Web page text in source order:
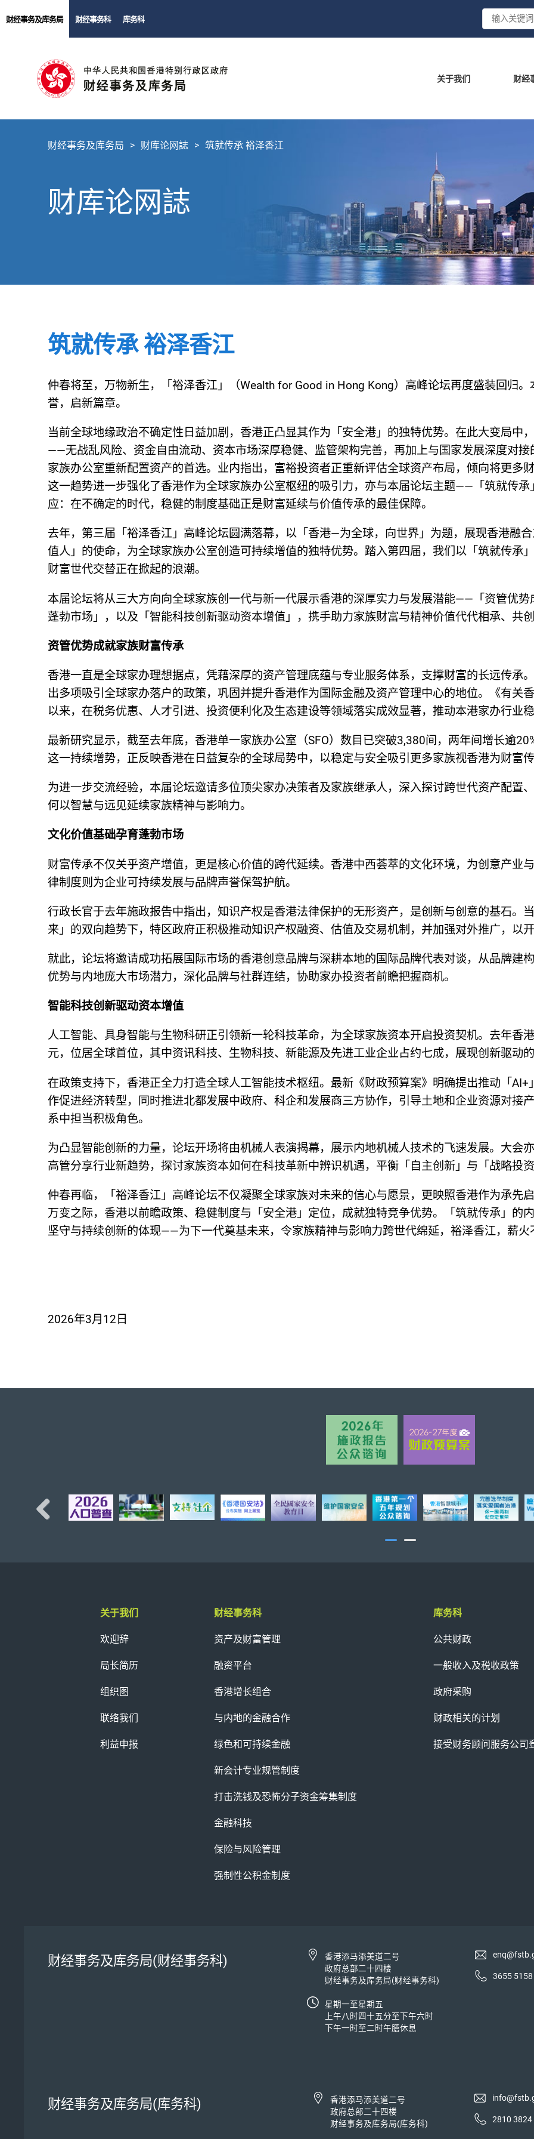
财经事务及库务局 财经事务科 库务科
关于我们 财经
财经事务及库务局 财库论网誌 筑就传承 裕泽香江
财库论网誌
筑就传承 裕泽香江
仲春将至，万物新生，「裕泽香江」（Wealth for Good in Hong Kong）高峰论坛再度盛装回归
誉，启新篇章。
当前全球地缘政治不确定性日益加剧，香港正凸显其作为「安全港」的独特优势。在此大变局中
——无战乱风险、资金自由流动、资本市场深厚稳健、监管架构完善，再加上与国家发展深度对
家族办公室重新配置资产的首选。业内指出，富裕投资者正重新评估全球资产布局，倾向将更多
这一趋势进一步强化了香港作为全球家族办公室枢纽的吸引力，亦与本届论坛主题——「筑就传
应：在不确定的时代，稳健的制度基础正是财富延续与价值传承的最佳保障。
去年，第三届「裕泽香江」高峰论坛圆满落幕，以「香港—为全球，向世界」为题，展现香港融
值人」的使命，为全球家族办公室创造可持续增值的独特优势。踏入第四届，我们以「筑就传承
财富世代交替正在掀起的浪潮。
本届论坛将从三大方向向全球家族创一代与新一代展示香港的深厚实力与发展潜能——「资管优
蓬勃市场」，以及「智能科技创新驱动资本增值」，携手助力家族财富与精神价值代代相承、共
资管优势成就家族财富传承
香港一直是全球家办理想据点，凭藉深厚的资产管理底蕴与专业服务体系，支撑财富的长远传承
出多项吸引全球家办落户的政策，巩固并提升香港作为国际金融及资产管理中心的地位。《有关
以来，在税务优惠、人才引进、投资便利化及生态建设等领域落实成效显著，推动本港家办行业
最新研究显示，截至去年底，香港单一家族办公室（SFO）数目已突破3,380间，两年间增长逾
这一持续增势，正反映香港在日益复杂的全球局势中，以稳定与安全吸引更多家族视香港为财富
为进一步交流经验，本届论坛邀请多位顶尖家办决策者及家族继承人，深入探讨跨世代资产配置
何以智慧与远见延续家族精神与影响力。
文化价值基础孕育蓬勃市场
财富传承不仅关乎资产增值，更是核心价值的跨代延续。香港中西荟萃的文化环境，为创意产业
律制度则为企业可持续发展与品牌声誉保驾护航。
行政长官于去年施政报告中指出，知识产权是香港法律保护的无形资产，是创新与创意的基石。
来」的双向趋势下，特区政府正积极推动知识产权融资、估值及交易机制，并加强对外推广，以
就此，论坛将邀请成功拓展国际市场的香港创意品牌与深耕本地的国际品牌代表对谈，从品牌建
优势与内地庞大市场潜力，深化品牌与社群连结，协助家办投资者前瞻把握商机。
智能科技创新驱动资本增值
人工智能、具身智能与生物科研正引领新一轮科技革命，为全球家族资本开启投资契机。去年香
元，位居全球首位，其中资讯科技、生物科技、新能源及先进工业企业占约七成，展现创新驱动
在政策支持下，香港正全力打造全球人工智能技术枢纽。最新《财政预算案》明确提出推动「
作促进经济转型，同时推进北都发展中政府、科企和发展商三方协作，引导土地和企业资源对接
系中担当积极角色。
为凸显智能创新的力量，论坛开场将由机械人表演揭幕，展示内地机械人技术的飞速发展。大会
高管分享行业新趋势，探讨家族资本如何在科技革新中辨识机遇，平衡「自主创新」与「战略投
仲春再临，「裕泽香江」高峰论坛不仅凝聚全球家族对未来的信心与愿景，更映照香港作为承先
万变之际，香港以前瞻政策、稳健制度与「安全港」定位，成就独特竞争优势。「筑就传承」的
坚守与持续创新的体现——为下一代奠基未来，令家族精神与影响力跨世代绵延，裕泽香江，薪火
2026年3月12日
关于我们
欢迎辞
局长简历
组织图
联络我们
利益申报
财经事务科
资产及财富管理
融资平台
香港增长组合
与内地的金融合作
绿色和可持续金融
新会计专业规管制度
打击洗钱及恐怖分子资金筹集制度
金融科技
保险与风险管理
强制性公积金制度
库务科
公共财政
一般收入及税收政策
政府采购
财政相关的计划
接受财务顾问服务公司
财经事务及库务局(财经事务科)
香港添马添美道二号
政府总部二十四楼
财经事务及库务局(财经事务科)
星期一至星期五
上午八时四十五分至下午六时
下午一时至二时午膳休息
3655 5158
财经事务及库务局(库务科)
香港添马添美道二号
政府总部二十四楼
财经事务及库务局(库务科)
2810 3824